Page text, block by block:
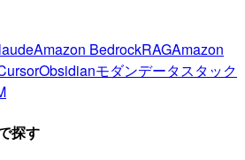
Amazon BedrockRAGAmazon
Obsidianモダンデータスタック
探す